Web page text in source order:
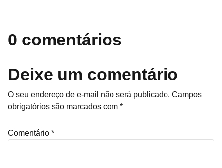
0 comentários
Deixe um comentário
O seu endereço de e-mail não será publicado. Campos
obrigatórios são marcados com *
Comentário *